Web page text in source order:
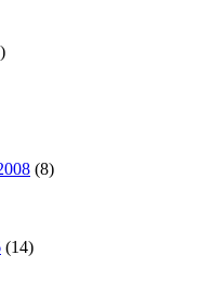
(8)
(14)